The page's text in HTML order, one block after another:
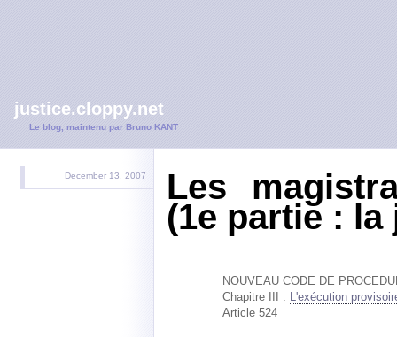
justice.cloppy.net
Le blog, maintenu par Bruno KANT
December 13, 2007 Les
(1e partie :
NOUVEAU CODE DE
Chapitre III : L'exécution
Article 524